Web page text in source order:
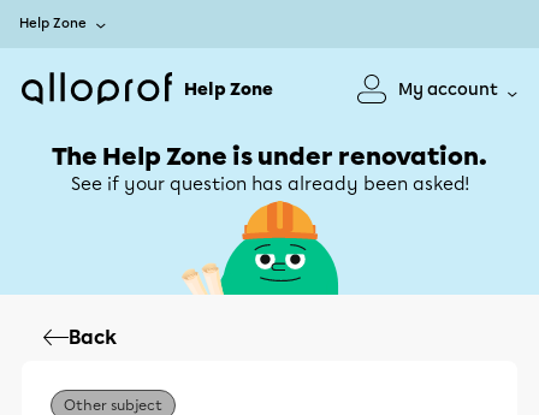
Help Zone
Help Zone My account
The Help Zone is under renovation.
See if your question has already been asked!
Back
Other subject